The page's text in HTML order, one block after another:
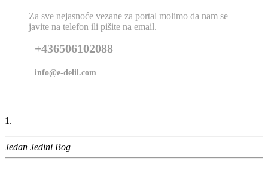
Za sve nejasnoće vezane za portal molimo da nam se
javite na telefon ili pišite na email.
+436506102088
info@e-delil.com
1.
Jedan Jedini Bog